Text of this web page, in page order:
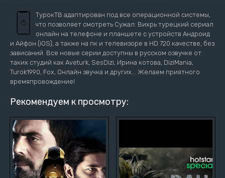
ТурокТВ адаптирован под все операционной системы,
что позволяет смотреть Сужал: Вихрь турецкий сериал
онлайн на телефоне и планшете с устройств Андроид
и Айфон (iOS), а также на пк и телевизоре в HD 720 качестве, без
зависаний. Все новые серии доступны в русском озвучке от
таких студий как Aveturk, SesDizi, Ирина котова, DiziMania,
Turok1990, Fox, Онлайн звучка и других... Желаем приятного
времяпровождение!
Рекомендуем к просмотру: